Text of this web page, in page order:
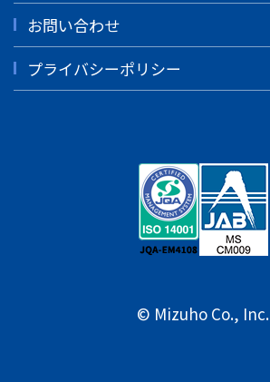
お問い合わせ
プライバシーポリシー
© Mizuho Co., Inc.